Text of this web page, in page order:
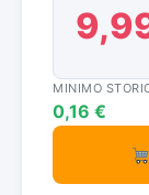
MINIMO
0,16 €